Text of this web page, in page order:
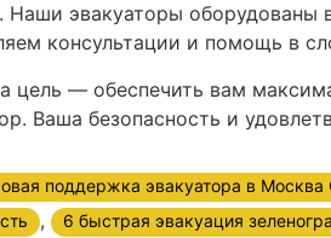
эвакуаторы оборудованы
консультации и помощь в
— обеспечить вам
Ваша безопасность и
поддержка эвакуатора в
, 6 быстрая эвакуация